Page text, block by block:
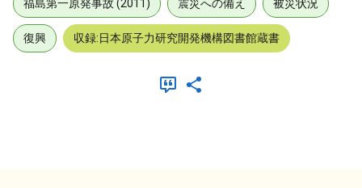
福島第一原発事故 (2011) 震災への備え 被災状況
復興 収録:日本原子力研究開発機構図書館蔵書